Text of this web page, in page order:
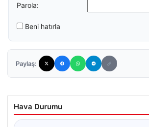
Parola:
Beni hatırla
Paylaş:
Hava Durumu